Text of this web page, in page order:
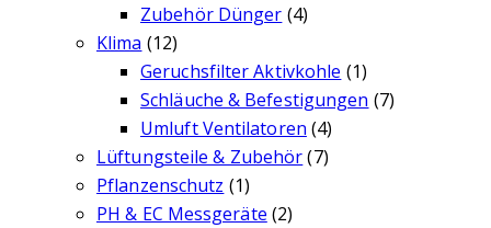
Zubehör Dünger (4)
Klima (12)
Geruchsfilter Aktivkohle (1)
Schläuche & Befestigungen (7)
Umluft Ventilatoren (4)
Lüftungsteile & Zubehör (7)
Pflanzenschutz (1)
PH & EC Messgeräte (2)